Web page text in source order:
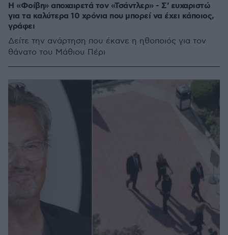
Η «Φοίβη» αποχαιρετά τον «Τσάντλερ» - Σ' ευχαριστώ
για τα καλύτερα 10 χρόνια που μπορεί να έχει κάποιος,
γράφει
Δείτε την ανάρτηση που έκανε η ηθοποιός για τον
θάνατο του Μάθιου Πέρι